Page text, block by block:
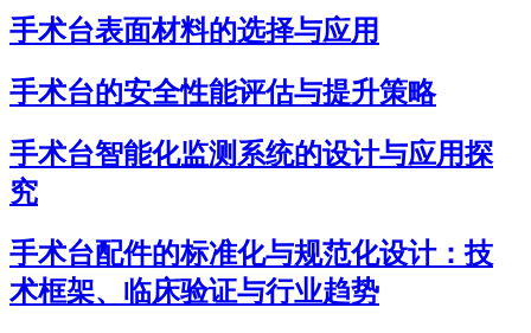
手术台表面材料的选择与应用
手术台的安全性能评估与提升策略
手术台智能化监测系统的设计与应用探
究
手术台配件的标准化与规范化设计：技
术框架、临床验证与行业趋势